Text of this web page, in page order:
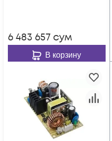
6 483 657 сум
В корзину